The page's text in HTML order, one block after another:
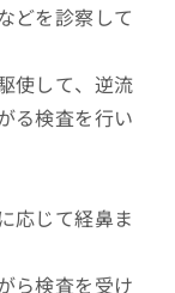
どを診察して
使して、逆流
る検査を行い
応じて経鼻ま
ら検査を受け